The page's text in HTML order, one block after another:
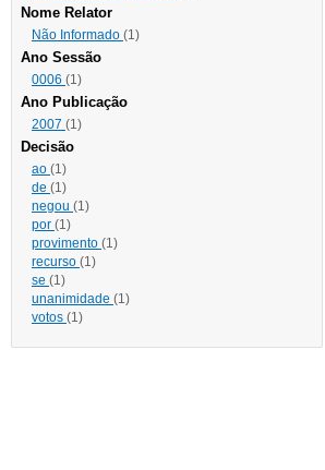
Nome Relator
Não Informado (1)
Ano Sessão
0006 (1)
Ano Publicação
2007 (1)
Decisão
ao (1)
de (1)
negou (1)
por (1)
provimento (1)
recurso (1)
se (1)
unanimidade (1)
votos (1)